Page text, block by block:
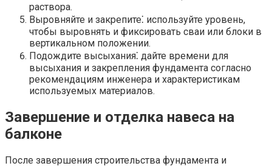
раствора.​
Выровняйте и закрепите⁚ используйте уровень,
чтобы выровнять и фиксировать сваи или блоки в
вертикальном положении.​
Подождите высыхания⁚ дайте времени для
высыхания и закрепления фундамента согласно
рекомендациям инженера и характеристикам
используемых материалов.​
Завершение и отделка навеса на
балконе
После завершения строительства фундамента и